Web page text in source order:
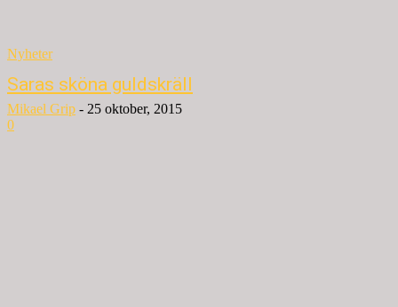
Nyheter
Saras sköna guldskräll
Mikael Grip - 25 oktober, 2015
0